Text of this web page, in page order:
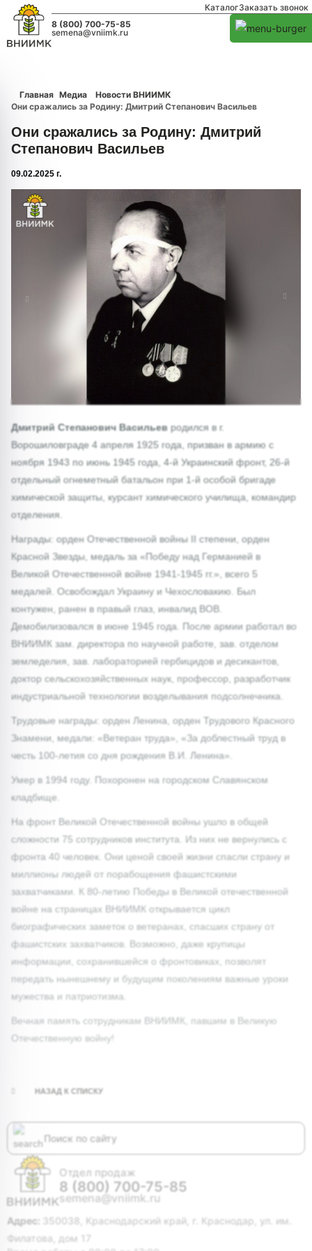
КаталогЗаказать звонок
8 (800) 700-75-85
semena@vniimk.ru
Главная Медиа
Новости ВНИИМК
Они сражались за Родину: Дмитрий Степанович Васильев
Они сражались за Родину: Дмитрий
Степанович Васильев
09.02.2025 г.
1/0
Дмитрий Степанович Васильев родился в г.
Ворошиловграде 4 апреля 1925 года, призван в армию с
ноября 1943 по июнь 1945 года, 4-й Украинский фронт, 26-й
отдельный огнеметный батальон при 1-й особой бригаде
химической защиты, курсант химического училища, командир
отделения.
Награды: орден Отечественной войны II степени, орден
Красной Звезды, медаль за «Победу над Германией в
Великой Отечественной войне 1941-1945 гг.», всего 5
медалей. Освобождал Украину и Чехословакию. Был
контужен, ранен в правый глаз, инвалид ВОВ.
Демобилизовался в июне 1945 года. После армии работал во
ВНИИМК зам. директора по научной работе, зав. отделом
земледелия, зав. лабораторией гербицидов и десикантов,
доктор сельскохозяйственных наук, профессор, разработчик
индустриальной технологии возделывания подсолнечника.
Трудовые награды: орден Ленина, орден Трудового Красного
Знамени, медали: «Ветеран труда», «За доблестный труд в
честь 100-летия со дня рождения В.И. Ленина».
Умер в 1994 году. Похоронен на городском Славянском
кладбище.
На фронт Великой Отечественной войны ушло в общей
сложности 75 сотрудников института. Из них не вернулись с
фронта 40 человек. Они ценой своей жизни спасли страну и
миллионы людей от порабощения фашистскими
захватчиками. К 80-летию Победы в Великой отечественной
войне на страницах ВНИИМК открывается цикл
биографических заметок о ветеранах, спасших страну от
фашистских захватчиков. Возможно, даже крупицы
информации, сохранившейся о фронтовиках, позволят
передать нынешнему и будущим поколениям важные уроки
мужества и патриотизма.
Вечная память сотрудникам ВНИИМК, павшим в Великую
Отечественную войну!
НАЗАД К СПИСКУ
Отдел продаж
8 (800) 700-75-85
semena@vniimk.ru
Адрес:
350038, Краснодарский край, г. Краснодар, ул. им.
Филатова, дом 17